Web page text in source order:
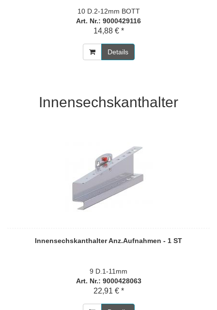
10 D.2-12mm BOTT
Art. Nr.: 9000429116
14,88 € *
Details
Innensechskanthalter
Innensechskanthalter Anz.Aufnahmen - 1 ST
9 D.1-11mm
Art. Nr.: 9000428063
22,91 € *